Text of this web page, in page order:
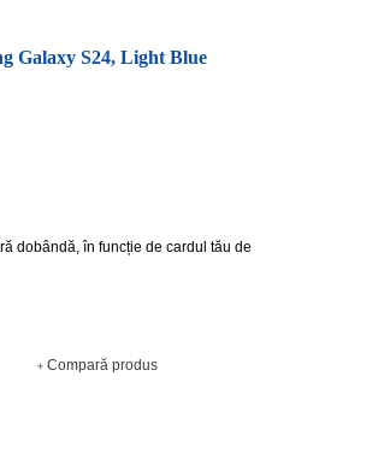
Galaxy S24, Light Blue
dobândă, în funcție de cardul tău de
Compară produs